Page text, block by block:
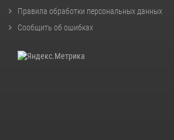
Правила обработки персональных данных
Сообщить об ошибках